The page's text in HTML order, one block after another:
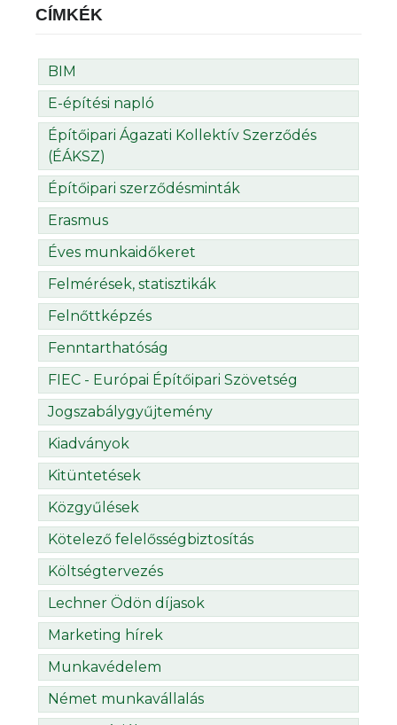
CÍMKÉK
BIM
E-építési napló
Építőipari Ágazati Kollektív Szerződés
(ÉÁKSZ)
Építőipari szerződésminták
Erasmus
Éves munkaidőkeret
Felmérések, statisztikák
Felnőttképzés
Fenntarthatóság
FIEC - Európai Építőipari Szövetség
Jogszabálygyűjtemény
Kiadványok
Kitüntetések
Közgyűlések
Kötelező felelősségbiztosítás
Költségtervezés
Lechner Ödön díjasok
Marketing hírek
Munkavédelem
Német munkavállalás